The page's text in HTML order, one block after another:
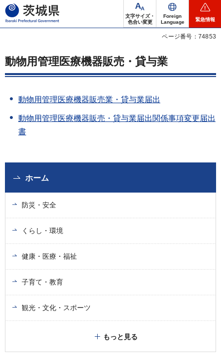
茨城県
文字サイズ・
色合い変更
Foreign
Language
緊急情報
ページ番号：74853
動物用管理医療機器販売・貸与業
動物用管理医療機器販売業・貸与業届出
動物用管理医療機器販売・貸与業届出関係事項変更届出
書
ホーム
防災・安全
くらし・環境
健康・医療・福祉
子育て・教育
観光・文化・スポーツ
もっと見る